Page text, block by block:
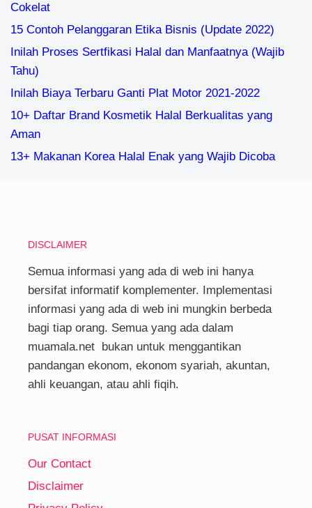
Cokelat
15 Contoh Pelanggaran Etika Bisnis (Update 2022)
Inilah Proses Sertfikasi Halal dan Manfaatnya (Wajib
Tahu)
Inilah Biaya Terbaru Ganti Plat Motor 2021-2022
10+ Daftar Brand Kosmetik Halal Berkualitas yang
Aman
13+ Makanan Korea Halal Enak yang Wajib Dicoba
DISCLAIMER
Semua informasi yang ada di web ini hanya
bersifat informatif komplementer. Implementasi
informasi yang ada di web ini mungkin berbeda
bagi tiap orang. Semua yang ada dalam
muamala.net bukan untuk menggantikan
pandangan ekonom, ekonom syariah, akuntan,
ahli keuangan, atau ahli fiqih.
PUSAT INFORMASI
Our Contact
Disclaimer